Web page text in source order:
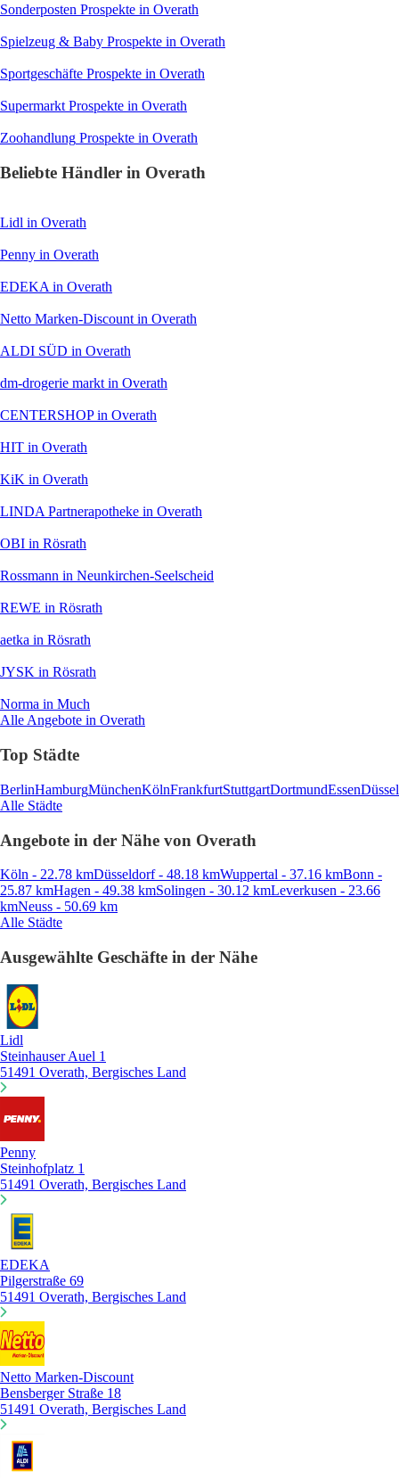
Sonderposten Prospekte in Overath
Spielzeug & Baby Prospekte in Overath
Sportgeschäfte Prospekte in Overath
Supermarkt Prospekte in Overath
Zoohandlung Prospekte in Overath
Beliebte Händler in Overath
Lidl in Overath
Penny in Overath
EDEKA in Overath
Netto Marken-Discount in Overath
ALDI SÜD in Overath
dm-drogerie markt in Overath
CENTERSHOPin Overath
HIT in Overath
KiK in Overath
LINDA Partnerapotheke in Overath
OBI in Rösrath
Rossmann in Neunkirchen-Seelscheid
REWE in Rösrath
aetka in Rösrath
JYSK in Rösrath
Norma in Much
Alle Angebote in Overath
Top Städte
BerlinHamburgMünchenKölnFrankfurtStuttgartDortmundEssen
Alle Städte
Angebote in der Nähe von Overath
Köln - 22.78 kmDüsseldorf - 48.18 kmWuppertal - 37.16 kmBonn -
25.87 kmHagen - 49.38 kmSolingen - 30.12 kmLeverkusen - 23.66
kmNeuss - 50.69 km
Alle Städte
Ausgewählte Geschäfte in der Nähe
Lidl
Steinhauser Auel 1
51491 Overath, Bergisches Land
Penny
Steinhofplatz 1
51491 Overath, Bergisches Land
EDEKA
Pilgerstraße 69
51491 Overath, Bergisches Land
Netto Marken-Discount
Bensberger Straße 18
51491 Overath, Bergisches Land